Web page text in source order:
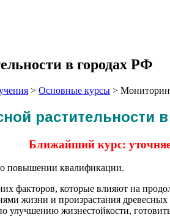
в городах РФ
> Основные курсы >
растительности
Ближайший курс:
о повышении квалификации.
факторов, которые влияют на
жизни и произрастания
улучшению жизнестойкости,